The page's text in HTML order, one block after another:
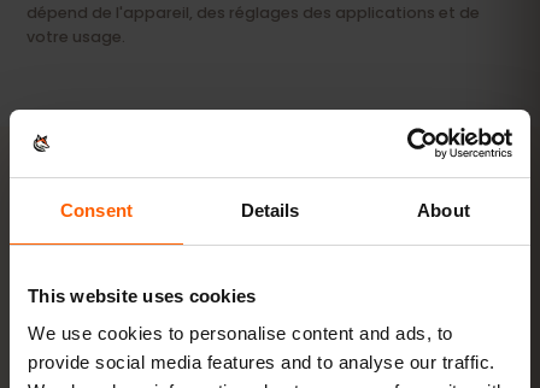
Consent Details About
This website uses cookies
We use cookies to personalise content and ads, to
provide social media features and to analyse our traffic.
dépend de l'appareil, des réglages des applications et de
votre usage.
ACTIVATION
Activez votre eSIM pour
Égypte en3 étapes
Prêt en quelques minutes, sans carte SIM